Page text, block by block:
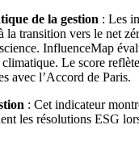
de la gestion : Les
la transition vers le net
InfluenceMap
Le score
avec l’Accord de Paris.
: Cet indicateur
les résolutions ESG